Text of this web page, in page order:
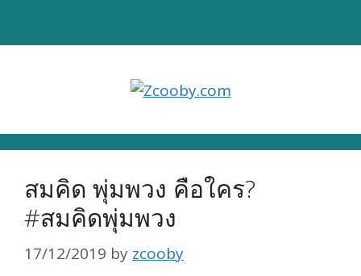
สมคิด พุ่มพวง คือใคร?
#สมคิดพุ่มพวง
17/12/2019 by zcooby